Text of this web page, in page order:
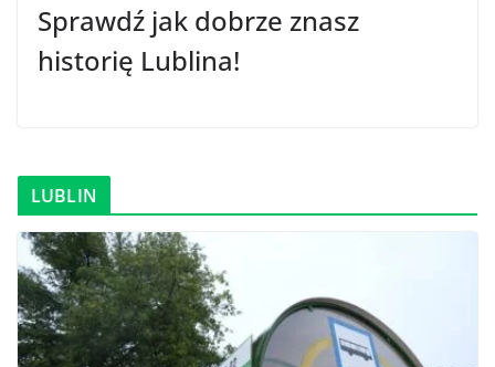
Sprawdź jak dobrze znasz
historię Lublina!
LUBLIN